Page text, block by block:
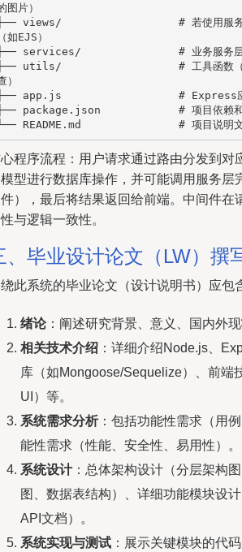
图片）
views/                  # 若使用服务端
如EJS）
services/               # 业务服务层（
utils/                  # 工具函数（如时
）
app.js                  # Express应用
package.json            # 项目依赖和
README.md               # 项目说明
程序流程：用户请求通过路由分发到对
型进行数据库操作，并可能调用服务层
），最后将结果返回给前端。中间件在
与逻辑一致性。
、毕业设计论文（LW）撰
此系统的毕业论文（设计说明书）应包
绪论：阐述研究背景、意义、国内外现
相关技术介绍 ：详细介绍Node.js、
库（如Mongoose/Sequelize）、前端
UI）等。
系统需求分析：包括功能性需求（用
能性需求（性能、安全性、易用性）。
系统设计：总体架构设计（分层架构
图、数据表结构）、详细功能模块设
API文档）。
系统实现与测试 ：展示关键模块的代